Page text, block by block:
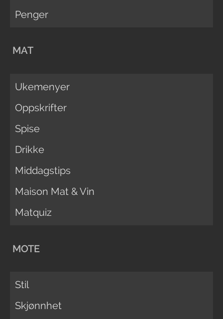
Penger
MAT
Ukemenyer
Oppskrifter
Spise
Drikke
Middagstips
Maison Mat & Vin
Matquiz
MOTE
Stil
Skjønnhet